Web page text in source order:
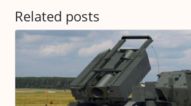
Related posts